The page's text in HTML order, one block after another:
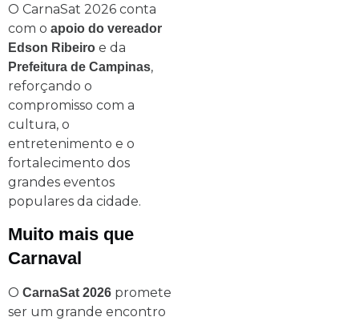
O CarnaSat 2026 conta
com o apoio do vereador
Edson Ribeiro e da
Prefeitura de Campinas,
reforçando o
compromisso com a
cultura, o
entretenimento e o
fortalecimento dos
grandes eventos
populares da cidade.
Muito mais que
Carnaval
O CarnaSat 2026 promete
ser um grande encontro